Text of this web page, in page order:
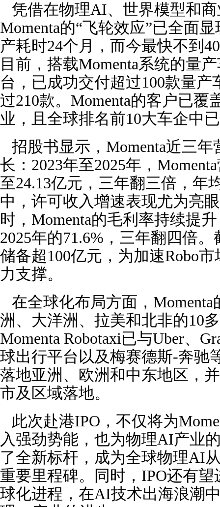
凭借在物理AI、世界模型和
Momenta的“飞轮效应”已全面
产耗时24个月，而今最快不到
目前，搭载Momenta系统的量
台，已成功交付超过100款量
过210款。Momenta的客户已
业，且全球排名前10大车企中
招股书显示，Momenta近三
长：2023年至2025年，
至24.13亿元，三年翻三倍，年
中，许可收入增速表现尤为亮
时，Momenta的毛利率持续提
2025年的71.6%，三年翻四倍
储备超100亿元，为加速Robo
力支撑。
在全球化布局方面，
洲、大洋洲、拉美和北非的10
Momenta Robotaxi已与Uber、
球出行平台以及梅赛德斯-奔驰
落地亚洲、欧洲和中东地区，
市及区域落地。
此次赴港IPO，不仅将为
入强劲势能，也为物理AI产业
了全新标杆，成为全球物理AI
重要里程碑。同时，IPO还有望
球化进程，在AI技术出海浪潮